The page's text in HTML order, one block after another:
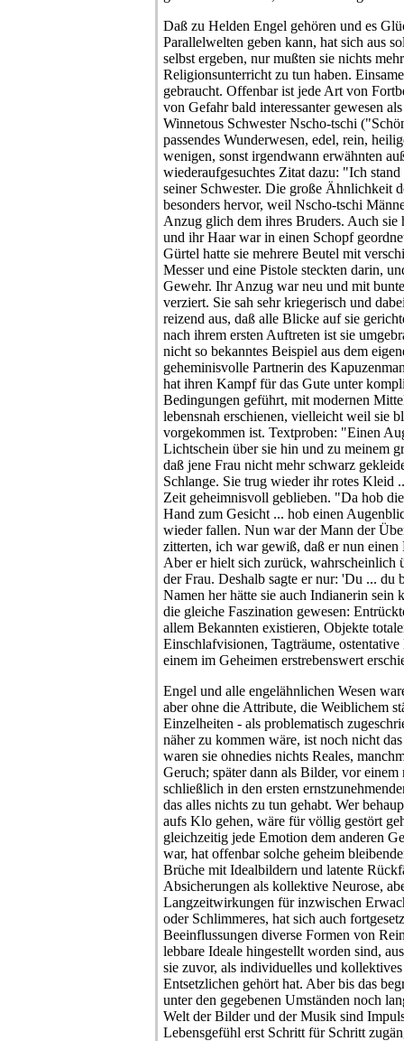
Daß zu Helden Engel gehören und es
Parallelwelten geben kann, hat sich aus
selbst ergeben, nur mußten sie nichts
Religionsunterricht zu tun haben.
gebraucht. Offenbar ist jede Art von
von Gefahr bald interessanter gewesen
Winnetous Schwester Nscho-tschi
passendes Wunderwesen, edel, rein,
wenigen, sonst irgendwann erwähnten
wiederaufgesuchtes Zitat dazu: "Ich
seiner Schwester. Die große Ähnlichkeit
besonders hervor, weil Nscho-tschi
Anzug glich dem ihres Bruders. Auch sie
und ihr Haar war in einen Schopf
Gürtel hatte sie mehrere Beutel mit
Messer und eine Pistole steckten darin,
Gewehr. Ihr Anzug war neu und mit
verziert. Sie sah sehr kriegerisch und
reizend aus, daß alle Blicke auf sie
nach ihrem ersten Auftreten ist sie
nicht so bekanntes Beispiel aus dem
geheminisvolle Partnerin des
hat ihren Kampf für das Gute unter
Bedingungen geführt, mit modernen
lebensnah erschienen, vielleicht weil sie
vorgekommen ist. Textproben: "Einen
Lichtschein über sie hin und zu meinem
daß jene Frau nicht mehr schwarz
Schlange. Sie trug wieder ihr rotes Kleid
Zeit geheimnisvoll geblieben. "Da hob
Hand zum Gesicht ... hob einen
wieder fallen. Nun war der Mann der
zitterten, ich war gewiß, daß er nun einen
Aber er hielt sich zurück, wahrscheinlich
der Frau. Deshalb sagte er nur: 'Du ... du
Namen her hätte sie auch Indianerin sein
die gleiche Faszination gewesen:
allem Bekannten existieren, Objekte
Einschlafvisionen, Tagträume,
einem im Geheimen erstrebenswert
Engel und alle engelähnlichen Wesen
aber ohne die Attribute, die Weiblichem
Einzelheiten - als problematisch
näher zu kommen wäre, ist noch nicht
waren sie ohnedies nichts Reales,
Geruch; später dann als Bilder, vor
schließlich in den ersten
das alles nichts zu tun gehabt. Wer
aufs Klo gehen, wäre für völlig gestört
gleichzeitig jede Emotion dem anderen
war, hat offenbar solche geheim
Brüche mit Idealbildern und latente
Absicherungen als kollektive Neurose,
Langzeitwirkungen für inzwischen
oder Schlimmeres, hat sich auch
Beeinflussungen diverse Formen von
lebbare Ideale hingestellt worden sind,
sie zuvor, als individuelles und
Entsetzlichen gehört hat. Aber bis das
unter den gegebenen Umständen noch
Welt der Bilder und der Musik sind
Lebensgefühl erst Schritt für Schritt